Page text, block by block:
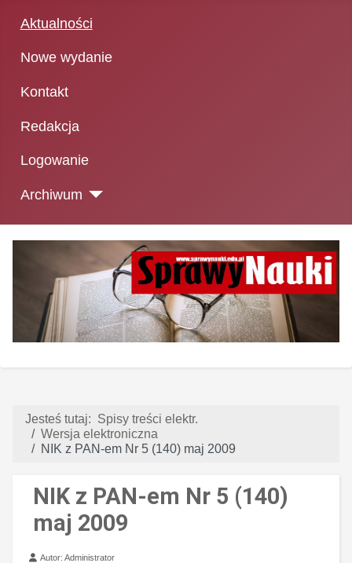
Aktualności
Nowe wydanie
Kontakt
Redakcja
Logowanie
Archiwum
Jesteś tutaj: Spisy treści elektr.
Wersja elektroniczna
NIK z PAN-em Nr 5 (140) maj 2009
NIK z PAN-em Nr 5 (140)
maj 2009
Szczegóły
Autor:Administrator